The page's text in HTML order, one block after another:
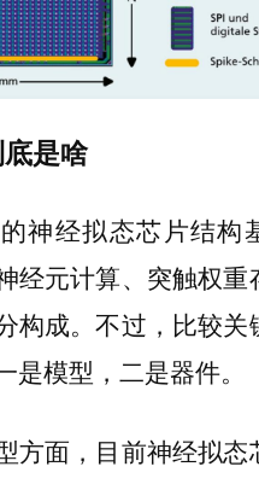
是啥
神经拟态芯片结构
经元计算、突触权重
构成。不过，比较关
模型，二是器件。
方面，目前神经拟态